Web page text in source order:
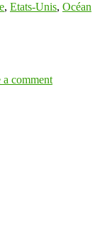
, Etats-Unis, Océan
a comment